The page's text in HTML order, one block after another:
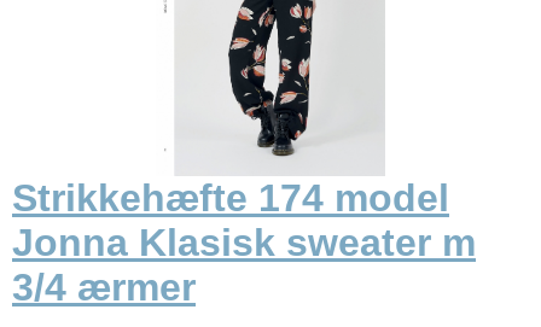
Strikkehæfte 174 model
Jonna Klasisk sweater m
3/4 ærmer